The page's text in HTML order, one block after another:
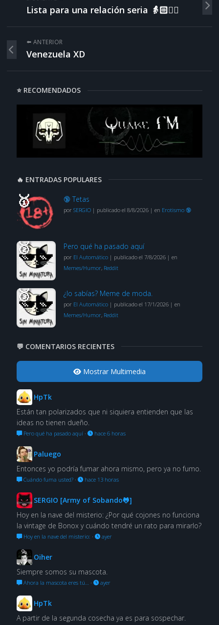
Lista para una relación seria 👵🏻☝🏻
⬅️ ANTERIOR
Venezuela XD
⭐ RECOMENDADOS
🔥 ENTRADAS POPULARES
🔞 Tetas
por SERGIO| publicado el 8/8/2026| en Erotismo 🔞
Pero qué ha pasado aquí
por El Automático| publicado el 7/8/2026| en
Memes/Humor, Reddit
¿lo sabías? Meme de moda.
por El Automático| publicado el 17/1/2026| en
Memes/Humor, Reddit
💬 COMENTARIOS RECIENTES
Mostrar Multimedia
HpTk
Están tan polarizados que ni siquiera entienden que las
ideas no tienen dueño.
Pero qué ha pasado aquí· hace 6 horas
Paluego
Entonces yo podría fumar ahora mismo, pero ya no fumo.
Cuándo fuma usted?· hace 13 horas
SERGIO [Army of Sobando🐸]
Hoy en la nave del misterio: ¿Por qué cojones no funciona
la vintage de Bonox y cuándo tendré un rato para mirarlo?
Hoy en la nave del misterio: · ayer
Oiher
Siempre somos su mascota.
Ahora la mascota eres tú… · ayer
HpTk
A partir de la segunda cosecha ya es para sospechar.